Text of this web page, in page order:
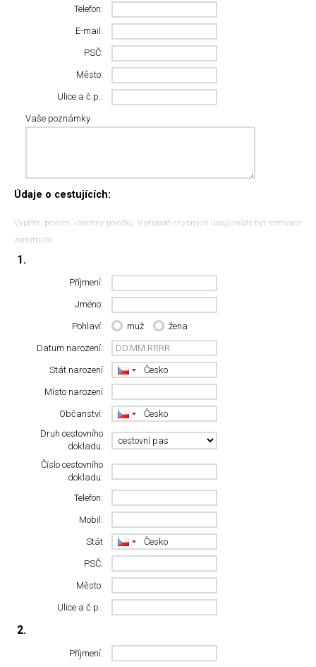
Telefon:
E-mail:
PSČ:
Město:
Ulice a č.p.:
Vaše poznámky
Údaje o cestujících:
Vyplňte, prosím, všechny položky. V případě chybných údajů může být rezervace
zamítnuta.
1.
Příjmení:
Jméno:
Pohlaví: muž žena
Datum narození:
Stát narození
Místo narození
Občanství:
Druh cestovního
dokladu:
Číslo cestovního
dokladu:
Telefon:
Mobil:
Stát
PSČ:
Město:
Ulice a č.p.:
2.
Příjmení: